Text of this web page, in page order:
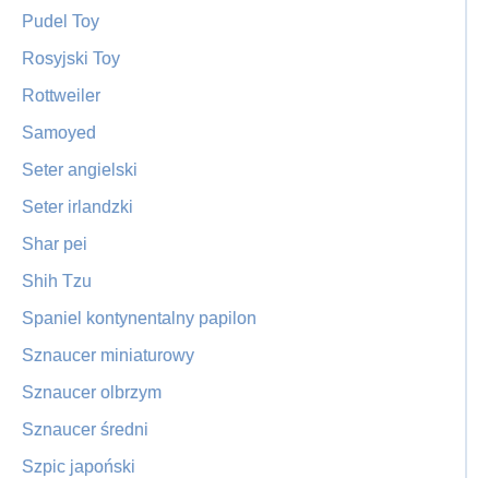
Pudel Toy
Rosyjski Toy
Rottweiler
Samoyed
Seter angielski
Seter irlandzki
Shar pei
Shih Tzu
Spaniel kontynentalny papilon
Sznaucer miniaturowy
Sznaucer olbrzym
Sznaucer średni
Szpic japoński